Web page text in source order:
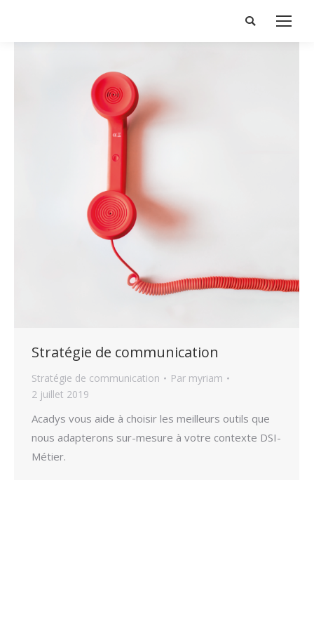
Search:
Stratégie de communication
Stratégie de communication Par myriam
2 juillet 2019
Acadys vous aide à choisir les meilleurs outils que
nous adapterons sur-mesure à votre contexte DSI-
Métier.